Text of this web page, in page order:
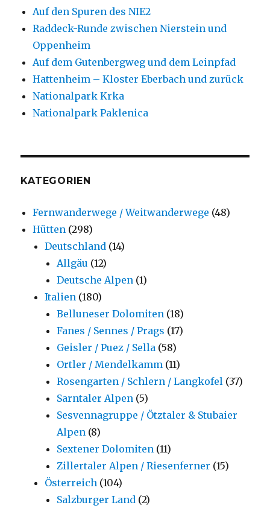
Auf den Spuren des NIE2
Raddeck-Runde zwischen Nierstein und
Oppenheim
Auf dem Gutenbergweg und dem Leinpfad
Hattenheim – Kloster Eberbach und zurück
Nationalpark Krka
Nationalpark Paklenica
KATEGORIEN
Fernwanderwege / Weitwanderwege (48)
Hütten (298)
Deutschland (14)
Allgäu (12)
Deutsche Alpen (1)
Italien (180)
Belluneser Dolomiten (18)
Fanes / Sennes / Prags (17)
Geisler / Puez / Sella (58)
Ortler / Mendelkamm (11)
Rosengarten / Schlern / Langkofel (37)
Sarntaler Alpen (5)
Sesvennagruppe / Ötztaler & Stubaier
Alpen (8)
Sextener Dolomiten (11)
Zillertaler Alpen / Riesenferner (15)
Österreich (104)
Salzburger Land (2)